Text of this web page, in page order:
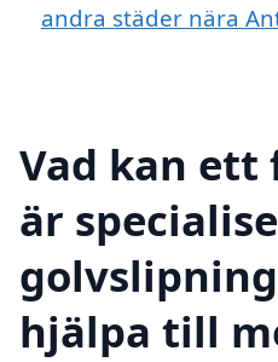
andra städer nära
Vad kan ett
är
hjälpa till